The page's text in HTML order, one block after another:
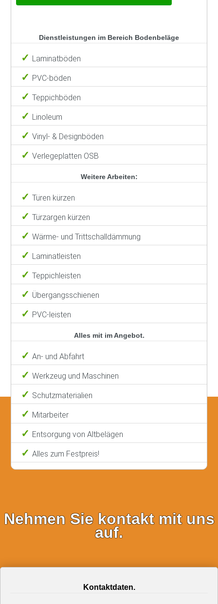
Dienstleistungen im Bereich Bodenbeläge
Laminatböden
PVC-böden
Teppichböden
Linoleum
Vinyl- & Designböden
Verlegeplatten OSB
Weitere Arbeiten:
Türen kürzen
Türzargen kürzen
Wärme- und Trittschalldämmung
Laminatleisten
Teppichleisten
Übergangsschienen
PVC-leisten
Alles mit im Angebot.
An- und Abfahrt
Werkzeug und Maschinen
Schutzmaterialien
Mitarbeiter
Entsorgung von Altbelägen
Alles zum Festpreis!
Nehmen Sie kontakt mit uns
auf.
Kontaktdaten.